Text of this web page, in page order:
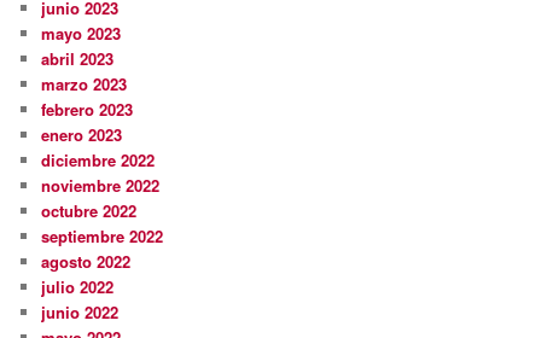
junio 2023
mayo 2023
abril 2023
marzo 2023
febrero 2023
enero 2023
diciembre 2022
noviembre 2022
octubre 2022
septiembre 2022
agosto 2022
julio 2022
junio 2022